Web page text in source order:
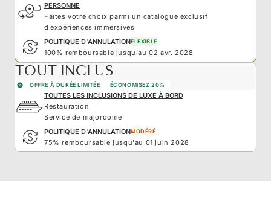
PERSONNE
Faites votre choix parmi un catalogue exclusif
d’expériences immersives
POLITIQUE D'ANNULATIONFLEXIBLE
100% remboursable jusqu'au 02 avr. 2028
TOUT INCLUS
OFFRE À DURÉE LIMITÉE ÉCONOMISEZ 20%
TOUTES LES INCLUSIONS DE LUXE À BORD
Restauration
Service de majordome
POLITIQUE D'ANNULATIONMODÉRÉ
75% remboursable jusqu'au 01 juin 2028